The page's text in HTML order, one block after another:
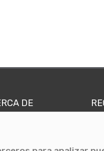
DE
somos